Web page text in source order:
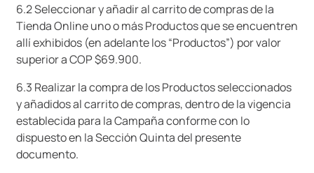
6.2 Seleccionar y añadir al carrito de compras de la
Tienda Online uno o más Productos que se encuentren
allí exhibidos (en adelante los “Productos”) por valor
superior a COP $69.900.
6.3 Realizar la compra de los Productos seleccionados
y añadidos al carrito de compras, dentro de la vigencia
establecida para la Campaña conforme con lo
dispuesto en la Sección Quinta del presente
documento.